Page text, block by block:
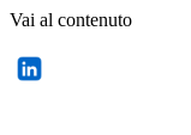
Vai al contenuto